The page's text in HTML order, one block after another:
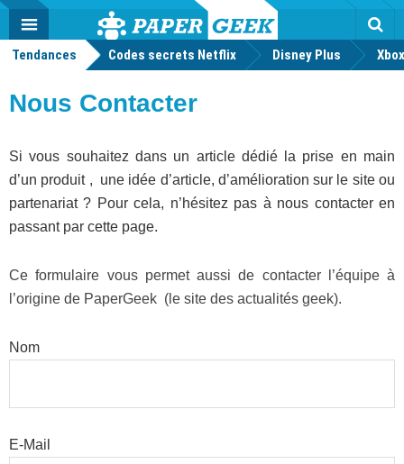
Actu
geek
MENU
Tendances Codes secrets Netflix Disney Plus
Nous Contacter
Si vous souhaitez dans un article dédié la prise en main
d’un produit , une idée d’article, d’amélioration sur le site ou
partenariat ? Pour cela, n’hésitez pas à nous contacter en
passant par cette page.
Ce formulaire vous permet aussi de contacter l’équipe à
l’origine de PaperGeek (le site des actualités geek).
Nom
E-Mail
Mode
FacebookTwitter Youtube